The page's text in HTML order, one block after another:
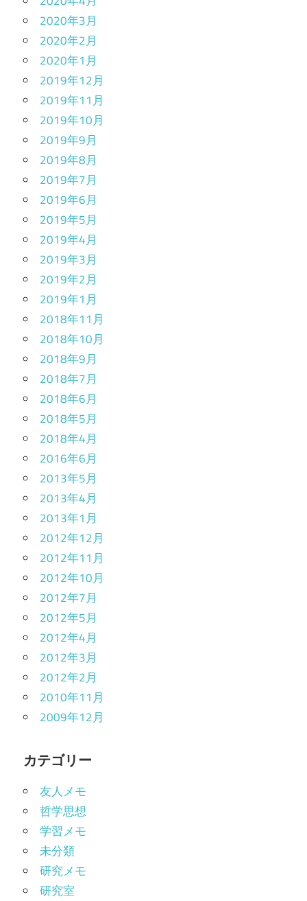
2020年3月
2020年2月
2020年1月
2019年12月
2019年11月
2019年10月
2019年9月
2019年8月
2019年7月
2019年6月
2019年5月
2019年4月
2019年3月
2019年2月
2019年1月
2018年11月
2018年10月
2018年9月
2018年7月
2018年6月
2018年5月
2018年4月
2016年6月
2013年5月
2013年4月
2013年1月
2012年12月
2012年11月
2012年10月
2012年7月
2012年5月
2012年4月
2012年3月
2012年2月
2010年11月
2009年12月
カテゴリー
友人メモ
哲学思想
学習メモ
未分類
研究メモ
研究室